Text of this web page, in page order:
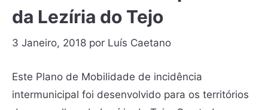
da Lezíria do Tejo
3 Janeiro, 2018 por Luís Caetano
Este Plano de Mobilidade de incidência
intermunicipal foi desenvolvido para os territórios